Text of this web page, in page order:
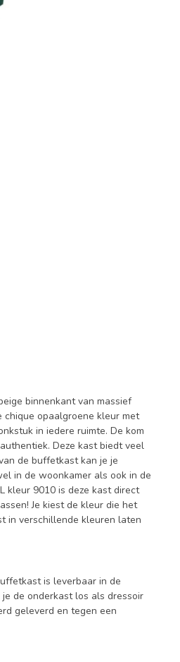
binnenkant van massief
opaalgroene kleur met
in iedere ruimte. De kom
Deze kast biedt veel
de buffetkast kan je je
in de woonkamer als ook in de
kleur 9010 is deze kast direct
Je kiest de kleur die het
in verschillende kleuren laten
is leverbaar in de
je de onderkast los als dressoir
geleverd en tegen een